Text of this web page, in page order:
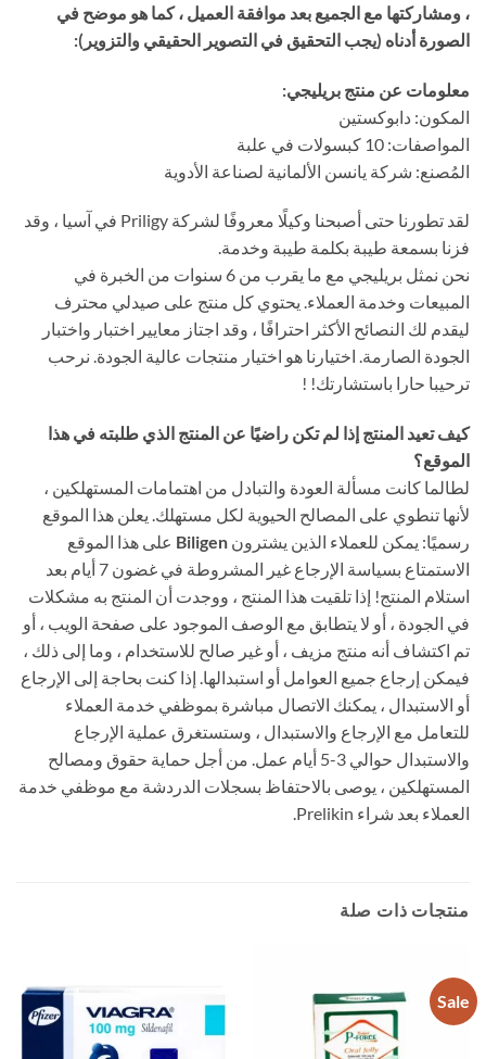
، ومشاركتها مع الجميع بعد موافقة العميل ، كما هو موضح في
الصورة أدناه (يجب التحقيق في التصوير الحقيقي والتزوير):
معلومات عن منتج بريليجي:
المكون: دابوكستين
المواصفات: 10 كبسولات في علبة
المُصنع: شركة يانسن الألمانية لصناعة الأدوية
لقد تطورنا حتى أصبحنا وكيلًا معروفًا لشركة Priligy في آسيا ، وقد
فزنا بسمعة طيبة بكلمة طيبة وخدمة.
نحن نمثل بريليجي مع ما يقرب من 6 سنوات من الخبرة في
المبيعات وخدمة العملاء. يحتوي كل منتج على صيدلي محترف
ليقدم لك النصائح الأكثر احترافًا ، وقد اجتاز معايير اختبار واختبار
الجودة الصارمة. اختيارنا هو اختيار منتجات عالية الجودة. نرحب
ترحيبا حارا باستشارتك! !
كيف تعيد المنتج إذا لم تكن راضيًا عن المنتج الذي طلبته في هذا
الموقع؟
لطالما كانت مسألة العودة والتبادل من اهتمامات المستهلكين ،
لأنها تنطوي على المصالح الحيوية لكل مستهلك. يعلن هذا الموقع
رسميًا: يمكن للعملاء الذين يشترون Biligen على هذا الموقع
الاستمتاع بسياسة الإرجاع غير المشروطة في غضون 7 أيام بعد
استلام المنتج! إذا تلقيت هذا المنتج ، ووجدت أن المنتج به مشكلات
في الجودة ، أو لا يتطابق مع الوصف الموجود على صفحة الويب ، أو
تم اكتشاف أنه منتج مزيف ، أو غير صالح للاستخدام ، وما إلى ذلك ،
فيمكن إرجاع جميع العوامل أو استبدالها. إذا كنت بحاجة إلى الإرجاع
أو الاستبدال ، يمكنك الاتصال مباشرة بموظفي خدمة العملاء
للتعامل مع الإرجاع والاستبدال ، وستستغرق عملية الإرجاع
والاستبدال حوالي 3-5 أيام عمل. من أجل حماية حقوق ومصالح
المستهلكين ، يوصى بالاحتفاظ بسجلات الدردشة مع موظفي خدمة
العملاء بعد شراء Prelikin.
منتجات ذات صلة
Sale